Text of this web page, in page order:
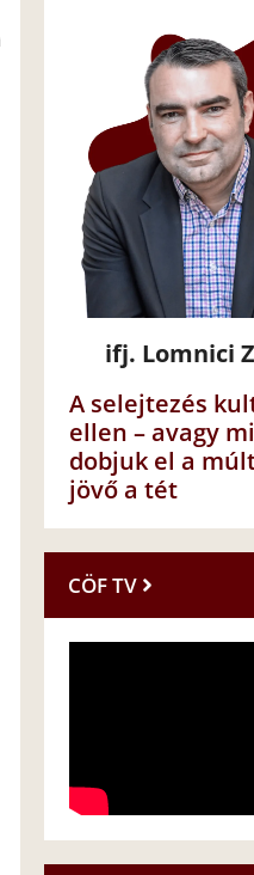
ifj. Lomnici
A selejtezés
ellen – avagy
dobjuk el a
jövő a tét
CÖF TV